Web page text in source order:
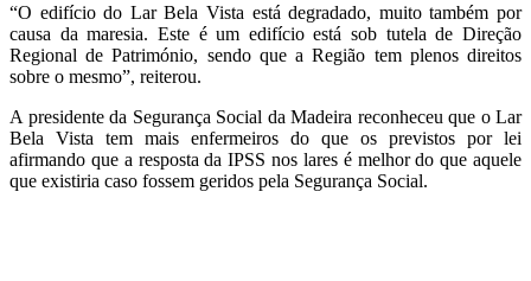
“O edifício do Lar Bela Vista está degradado, muito também por
causa da maresia. Este é um edifício está sob tutela de Direção
Regional de Património, sendo que a Região tem plenos direitos
sobre o mesmo”, reiterou.
A presidente da Segurança Social da Madeira reconheceu que o Lar
Bela Vista tem mais enfermeiros do que os previstos por lei
afirmando que a resposta da IPSS nos lares é melhor do que aquele
que existiria caso fossem geridos pela Segurança Social.